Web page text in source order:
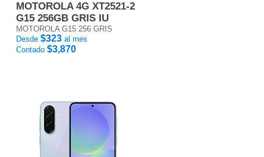
MOTOROLA 4G XT2521-2
G15 256GB GRIS IU
MOTOROLA G15 256 GRIS
Desde $323 al mes
Contado $3,870